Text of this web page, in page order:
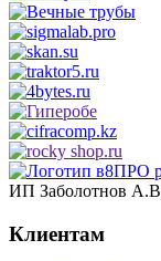
ИП Заболотнов
Клиентам